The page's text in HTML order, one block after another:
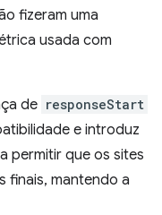
fizeram uma
usada com
de responseStart
e introduz
permitir que os sites
finais, mantendo a